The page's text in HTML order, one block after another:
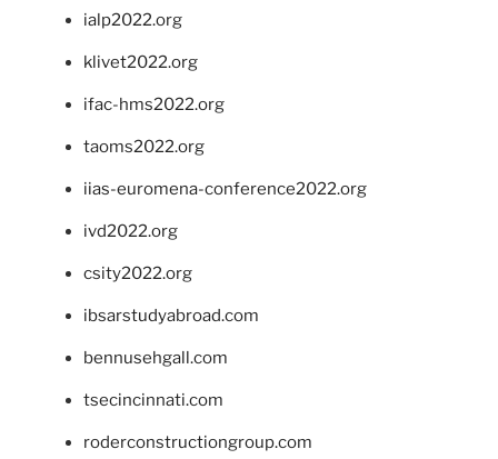
ialp2022.org
klivet2022.org
ifac-hms2022.org
taoms2022.org
iias-euromena-conference2022.org
ivd2022.org
csity2022.org
ibsarstudyabroad.com
bennusehgall.com
tsecincinnati.com
roderconstructiongroup.com